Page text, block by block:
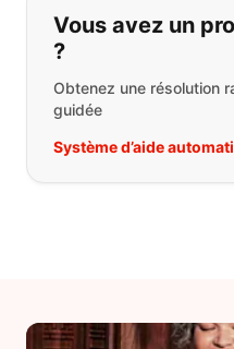
Vous avez un
?
Obtenez une résolution
guidée
Système d’aide